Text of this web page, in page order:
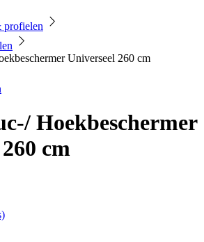
profielen
Universeel 260 cm
Hoekbeschermer
cm